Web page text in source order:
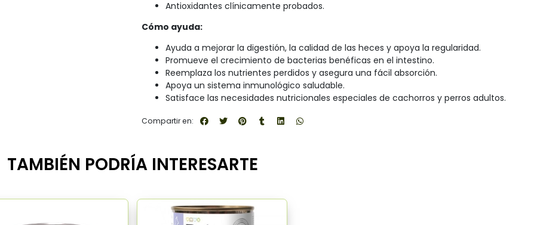
Antioxidantes clínicamente probados.
Cómo ayuda:
Ayuda a mejorar la digestión, la calidad de las heces y apoya la regularidad.
Promueve el crecimiento de bacterias benéficas en el intestino.
Reemplaza los nutrientes perdidos y asegura una fácil absorción.
Apoya un sistema inmunológico saludable.
Satisface las necesidades nutricionales especiales de cachorros y perros adultos.
Compartir en:
TAMBIÉN PODRÍA INTERESARTE